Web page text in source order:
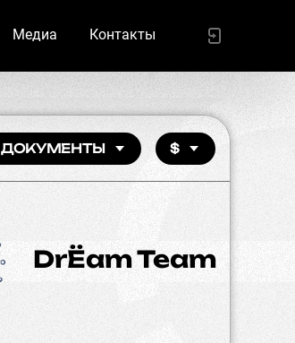
Медиа Контакты
ДОКУМЕНТЫ $
DrЁam Team